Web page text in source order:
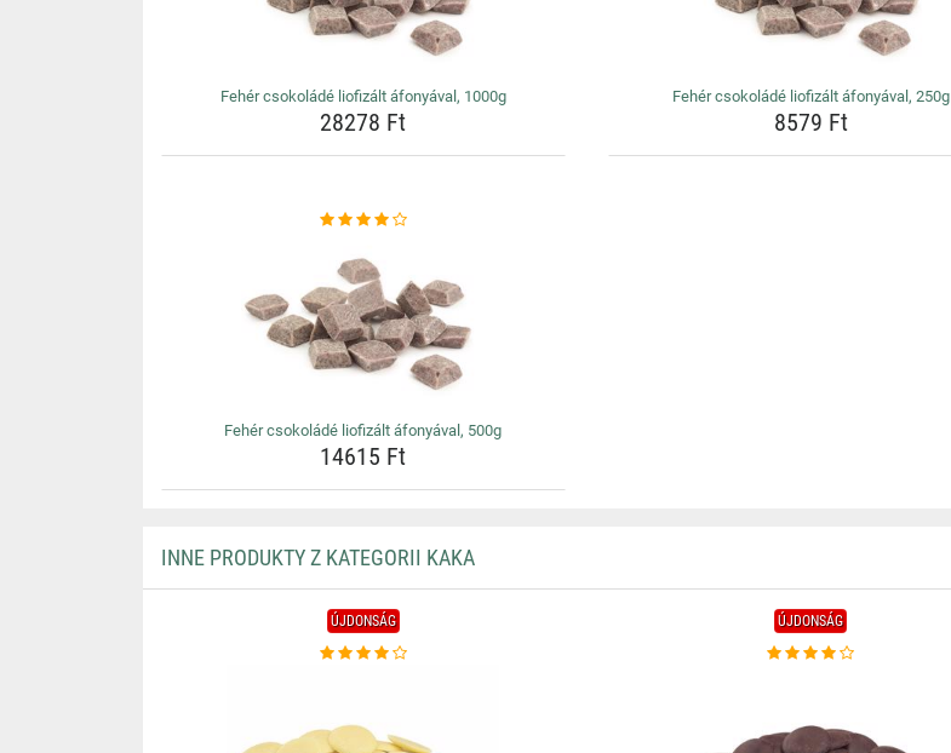
Fehér csokoládé liofizált áfonyával, 1000g
28278 Ft
Fehér csokoládé liofizált áfonyával, 250g
8579 Ft
Fehér csokoládé liofizált áfonyával, 500g
14615 Ft
INNE PRODUKTY Z KATEGORII KAKA
ÚJDONSÁG ÚJDONSÁG